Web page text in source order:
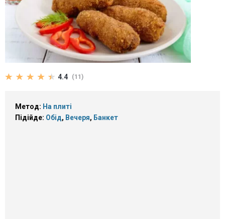
4.4 (11)
Метод: На плиті
Підійде: Обід, Вечеря, Банкет